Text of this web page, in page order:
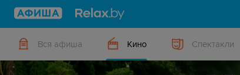
Вся афиша Кино Спектакли